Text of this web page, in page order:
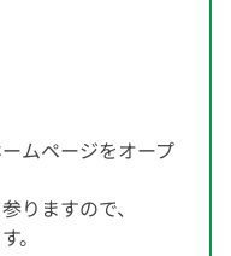
ムページをオープ
りますので、
。